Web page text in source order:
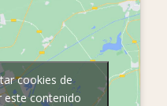
cookies de
este contenido